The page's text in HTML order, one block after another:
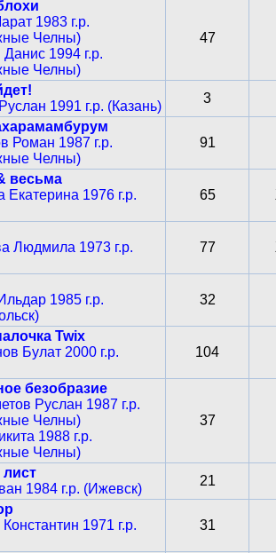
1983 г.р.
Челны)
Данис 1994 г.р.
Челны)
47
1991 г.р. (Казань)
3
Роман 1987 г.р.
Челны)
91
весьма
Екатерина 1976 г.р.
65
Людмила 1973 г.р.
77
1985 г.р.
32
Twix
Булат 2000 г.р.
104
безобразие
Руслан 1987 г.р.
Челны)
1988 г.р.
Челны)
37
1984 г.р. (Ижевск)
21
1971 г.р.
31